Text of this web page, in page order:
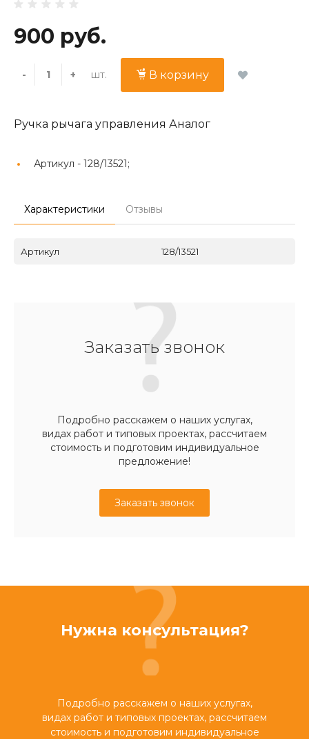
900 руб.
- + шт. В корзину
Ручка рычага управления Аналог
Артикул - 128/13521;
Характеристики Отзывы
Артикул 128/13521
Заказать звонок
Подробно расскажем о наших услугах,
видах работ и типовых проектах, рассчитаем
стоимость и подготовим индивидуальное
предложение!
Заказать звонок
Нужна консультация?
Подробно расскажем о наших услугах,
видах работ и типовых проектах, рассчитаем
стоимость и подготовим индивидуальное